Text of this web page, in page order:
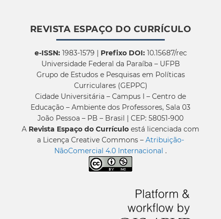
REVISTA ESPAÇO DO CURRÍCULO
e-ISSN:1983-1579 | Prefixo DOI:10.15687/rec
Universidade Federal da Paraíba – UFPB
Grupo de Estudos e Pesquisas em Políticas
Curriculares (GEPPC)
Cidade Universitária – Campus I – Centro de
Educação – Ambiente dos Professores, Sala 03
João Pessoa – PB – Brasil | CEP: 58051-900
A Revista Espaço do Currículo está licenciada com
a Licença Creative Commons – Atribuição-
NãoComercial 4.0 Internacional .